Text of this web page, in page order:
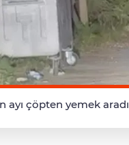
ayı çöpten yemek aradı